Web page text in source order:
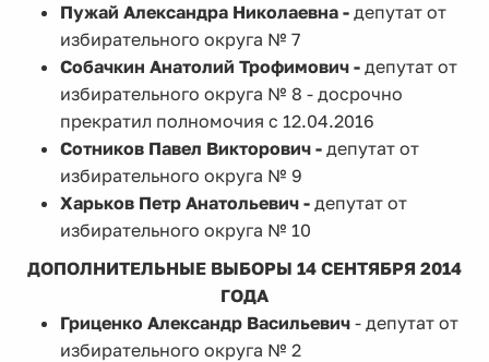
Пужай Александра Николаевна - депутат от
избирательного округа № 7
Собачкин Анатолий Трофимович - депутат от
избирательного округа № 8 - досрочно
прекратил полномочия с 12.04.2016
Сотников Павел Викторович - депутат от
избирательного округа № 9
Харьков Петр Анатольевич - депутат от
избирательного округа № 10
ДОПОЛНИТЕЛЬНЫЕ ВЫБОРЫ 14 СЕНТЯБРЯ 2014
ГОДА
Гриценко Александр Васильевич - депутат от
избирательного округа № 2